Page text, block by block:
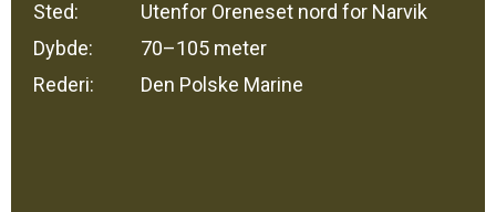
Sted:
Utenfor Oreneset nord for Narvik
Dybde:
70–105 meter
Rederi:
Den Polske Marine